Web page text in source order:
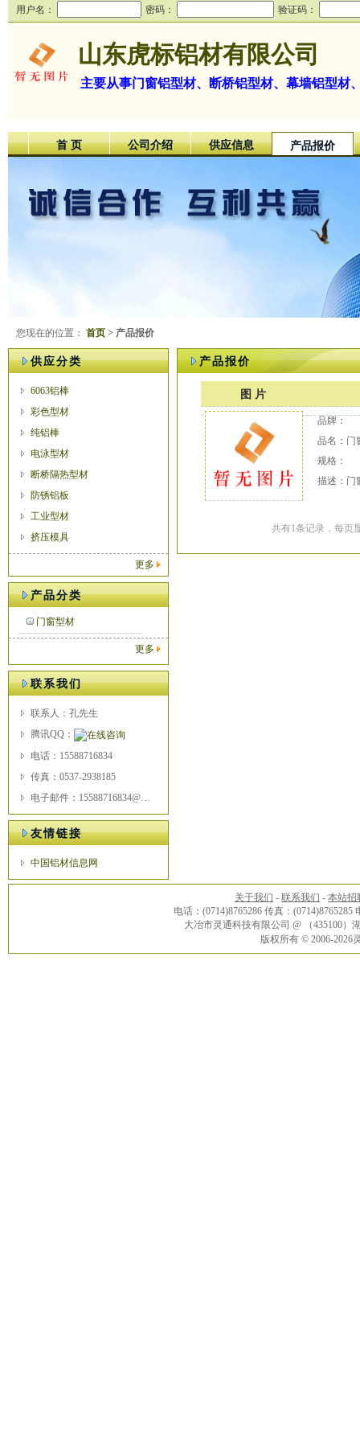
用户名： 密码： 验证码：
山东虎标铝材有限公司
主要从事门窗铝型材、断桥铝型材、幕墙铝型材
首 页 公司介绍 供应信息 产品报价
您现在的位置： 首页 > 产品报价
供应分类
6063铝棒
彩色型材
纯铝棒
电泳型材
断桥隔热型材
防锈铝板
工业型材
挤压模具
更多
产品分类
门窗型材
更多
联系我们
联系人：孔先生
腾讯QQ：
电话：15588716834
传真：0537-2938185
电子邮件：15588716834@163.com
友情链接
中国铝材信息网
产品报价
图 片
品牌：
品名：门
规格：
描述：门
共有1条记录，每页
关于我们 - 联系我们 - 本站招
电话：(0714)8765286 传真：(0714)8765285
大冶市灵通科技有限公司 @ （435100
版权所有 © 2006-2026